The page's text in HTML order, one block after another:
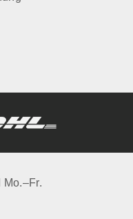
Mo.–Fr.